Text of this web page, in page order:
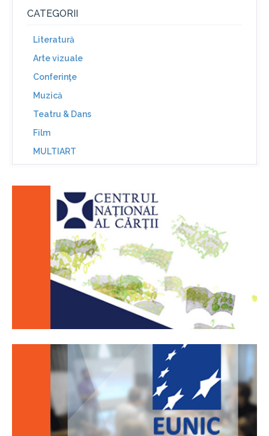
CATEGORII
Literatură
Arte vizuale
Conferinţe
Muzică
Teatru & Dans
Film
MULTIART